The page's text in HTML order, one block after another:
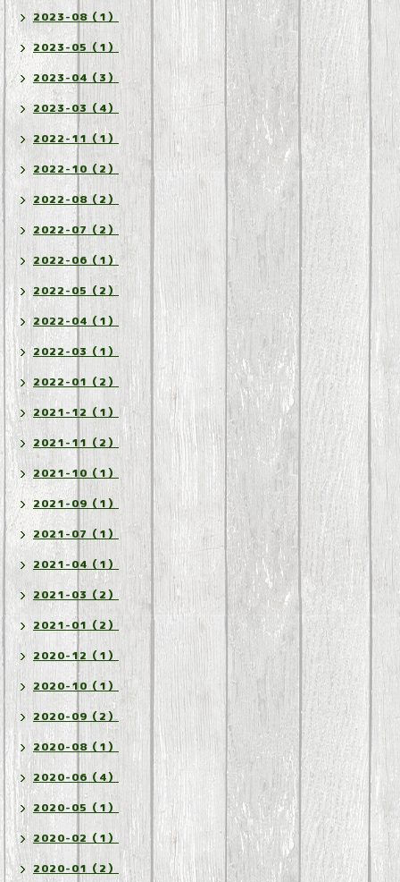
2023-08（1）
2023-05（1）
2023-04（3）
2023-03（4）
2022-11（1）
2022-10（2）
2022-08（2）
2022-07（2）
2022-06（1）
2022-05（2）
2022-04（1）
2022-03（1）
2022-01（2）
2021-12（1）
2021-11（2）
2021-10（1）
2021-09（1）
2021-07（1）
2021-04（1）
2021-03（2）
2021-01（2）
2020-12（1）
2020-10（1）
2020-09（2）
2020-08（1）
2020-06（4）
2020-05（1）
2020-02（1）
2020-01（2）